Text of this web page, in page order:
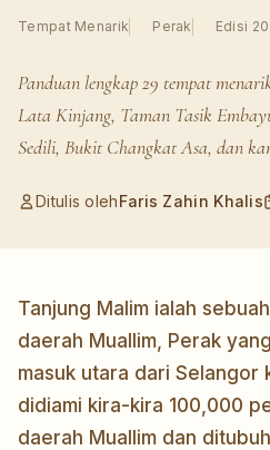
Tempat Menarik Perak Edisi
Panduan lengkap 29 tempat
Lata Kinjang, Taman Tasik
Sedili, Bukit Changkat Asa, dan
Ditulis olehFaris Zahin Khalis
Tanjung Malim ialah
daerah Muallim, Perak
masuk utara dari Selangor
didiami kira-kira 100,000
daerah Muallim dan